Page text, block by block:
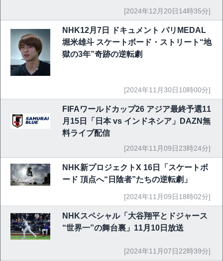
[2024年12月20日14時35分]
NHK12月7日 ドキュメント パリMEDAL
堀米雄斗 スケートボード・ストリート“地
獄の3年”奇跡の逆転劇
[2024年11月30日10時00分]
FIFAワールドカップ26 アジア最終予選11
月15日「日本 vs インドネシア」DAZN無
料ライブ配信
[2024年11月09日23時24分]
NHK新プロジェクトX 16日「スケートボ
ード 頂点へ“日陰者”たちの逆転劇」
[2024年11月09日18時02分]
NHKスペシャル「大谷翔平とドジャース
“世界一”の舞台裏」11月10日放送
[2024年11月07日22時39分]